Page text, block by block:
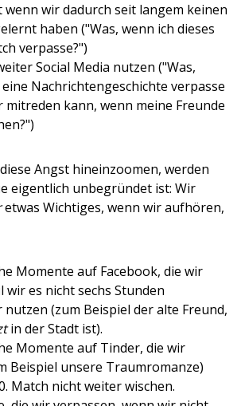
wenn wir dadurch seit langem keinen
haben ("Was, wenn ich dieses
verpasse?")
Social Media nutzen ("Was,
Nachrichtengeschichte verpasse
mitreden kann, wenn meine Freunde
Angst hineinzoomen, werden
eigentlich unbegründet ist: Wir
etwas Wichtiges, wenn wir aufhören,
Momente auf Facebook, die wir
wir es nicht sechs Stunden
(zum Beispiel der alte Freund,
in der Stadt ist).
Momente auf Tinder, die wir
Beispiel unsere Traumromanze)
Match nicht weiter wischen.